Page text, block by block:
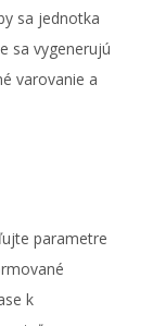
sa jednotka
sa vygenerujú
varovanie a
parametre
k